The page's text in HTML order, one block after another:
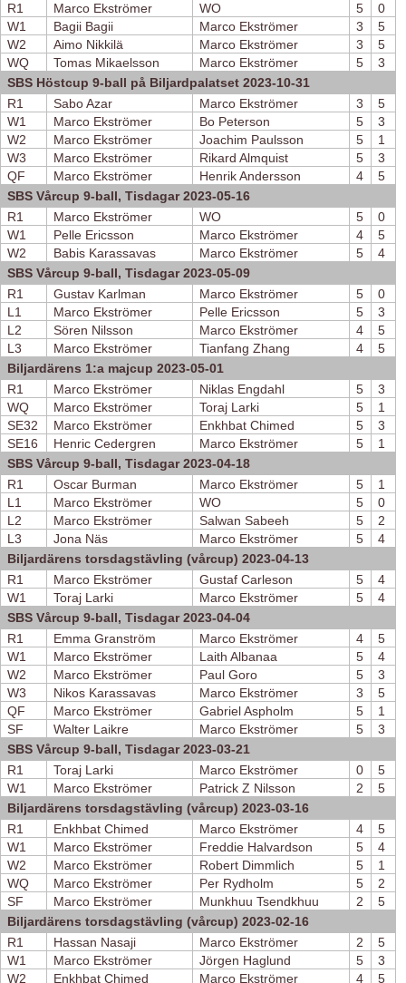
R1
Marco Ekströmer WO 5
0
W1
Bagii Bagii Marco Ekströmer 3
5
W2
Aimo Nikkilä Marco Ekströmer 3
5
WQ
Tomas Mikaelsson Marco Ekströmer 5
3
SBS Höstcup 9-ball på Biljardpalatset 2023-10-31
R1
Sabo Azar Marco Ekströmer 3
5
W1
Marco Ekströmer Bo Peterson 5
3
W2
Marco Ekströmer Joachim Paulsson 5
1
W3
Marco Ekströmer Rikard Almquist 5
3
QF
Marco Ekströmer Henrik Andersson 4
5
SBS Vårcup 9-ball, Tisdagar 2023-05-16
R1
Marco Ekströmer WO 5
0
W1
Pelle Ericsson Marco Ekströmer 4
5
W2
Babis Karassavas Marco Ekströmer 5
4
SBS Vårcup 9-ball, Tisdagar 2023-05-09
R1
Gustav Karlman Marco Ekströmer 5
0
L1
Marco Ekströmer Pelle Ericsson 5
3
L2
Sören Nilsson Marco Ekströmer 4
5
L3
Marco Ekströmer Tianfang Zhang 4
5
Biljardärens 1:a majcup 2023-05-01
R1
Marco Ekströmer Niklas Engdahl 5
3
WQ
Marco Ekströmer Toraj Larki 5
1
SE32
Marco Ekströmer Enkhbat Chimed 5
3
SE16
Henric Cedergren Marco Ekströmer 5
1
SBS Vårcup 9-ball, Tisdagar 2023-04-18
R1
Oscar Burman Marco Ekströmer 5
1
L1
Marco Ekströmer WO 5
0
L2
Marco Ekströmer Salwan Sabeeh 5
2
L3
Jona Näs Marco Ekströmer 5
4
Biljardärens torsdagstävling (vårcup) 2023-04-13
R1
Marco Ekströmer Gustaf Carleson 5
4
W1
Toraj Larki Marco Ekströmer 5
4
SBS Vårcup 9-ball, Tisdagar 2023-04-04
R1
Emma Granström Marco Ekströmer 4
5
W1
Marco Ekströmer Laith Albanaa 5
4
W2
Marco Ekströmer Paul Goro 5
3
W3
Nikos Karassavas Marco Ekströmer 3
5
QF
Marco Ekströmer Gabriel Aspholm 5
1
SF
Walter Laikre Marco Ekströmer 5
3
SBS Vårcup 9-ball, Tisdagar 2023-03-21
R1
Toraj Larki Marco Ekströmer 0
5
W1
Marco Ekströmer Patrick Z Nilsson 2
5
Biljardärens torsdagstävling (vårcup) 2023-03-16
R1
Enkhbat Chimed Marco Ekströmer 4
5
W1
Marco Ekströmer Freddie Halvardson 5
4
W2
Marco Ekströmer Robert Dimmlich 5
1
WQ
Marco Ekströmer Per Rydholm 5
2
SF
Marco Ekströmer Munkhuu Tsendkhuu 2
5
Biljardärens torsdagstävling (vårcup) 2023-02-16
R1
Hassan Nasaji Marco Ekströmer 2
5
W1
Marco Ekströmer Jörgen Haglund 5
3
W2
Enkhbat Chimed Marco Ekströmer 4 5